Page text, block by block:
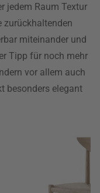
jedem Raum Textur
zurückhaltenden
miteinander und
Tipp für noch mehr
vor allem auch
besonders elegant